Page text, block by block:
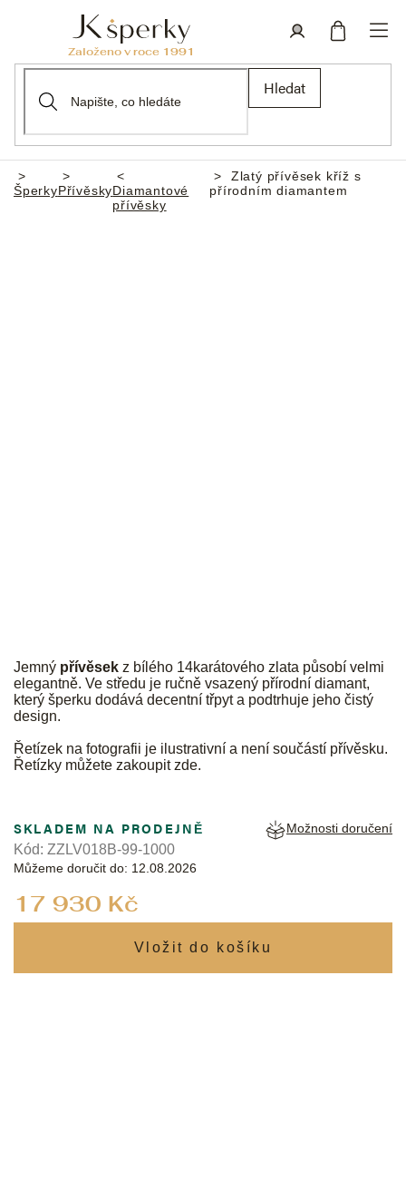
Hledat
Domů
ŠperkyPřívěskyDiamantové
přívěsky
Zlatý přívěsek kříž s
přírodním diamantem
Jemný přívěsek z bílého 14karátového zlata působí velmi
elegantně. Ve středu je ručně vsazený přírodní diamant,
který šperku dodává decentní třpyt a podtrhuje jeho čistý
design.
Řetízek na fotografii je ilustrativní a není součástí přívěsku.
Řetízky můžete zakoupitzde.
17 930 Kč
SKLADEM NA PRODEJNĚ
Můžeme doručit do: 12.08.2026
Možnosti doručení
Kód: ZZLV018B-99-1000